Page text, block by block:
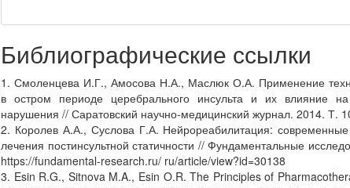
Библиографические ссылки
1. Смоленцева И.Г., Амосова Н.А., Маслюк О.А. Применение
в остром периоде церебрального инсульта и их влияние
нарушения // Саратовский научно-медицинский журнал. 2014. Т.
2. Королев А.А., Суслова Г.А. Нейрореабилитация: современные
лечения постинсультной статичности // Фундаментальные
https://fundamental-research.ru/ ru/article/view?id=30138
3. Esin R.G., Sitnova M.A., Esin O.R. The Principles of